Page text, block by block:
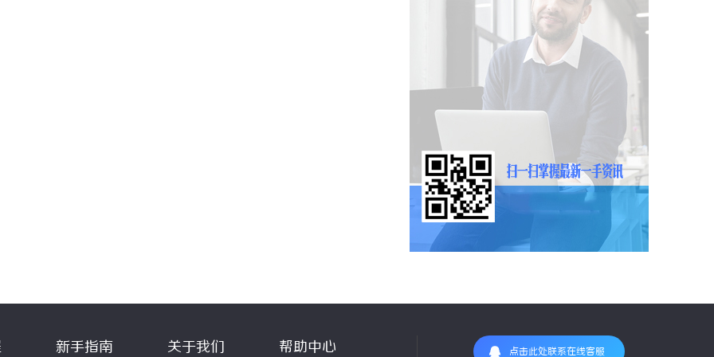
新手指南 关于我们 帮助中心 点击此处联系在线客服